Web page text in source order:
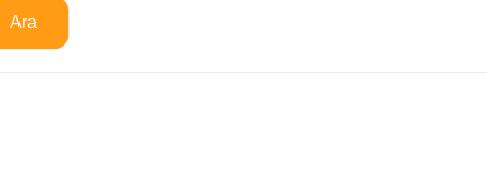
Ara